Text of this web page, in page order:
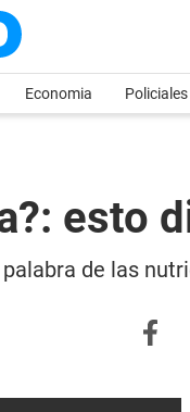
Economia Policiales
esto
de las